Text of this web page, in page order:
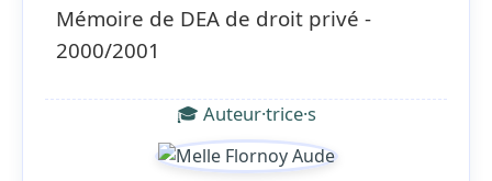
Mémoire de DEA de droit privé -
2000/2001
🎓 Auteur·trice·s